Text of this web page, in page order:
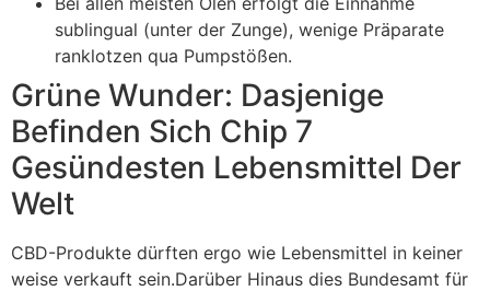
sublingual (unter der Zunge), wenige Präparate
ranklotzen qua Pumpstößen.
Grüne Wunder: Dasjenige
Befinden Sich Chip 7
Gesündesten Lebensmittel Der
Welt
CBD-Produkte dürften ergo wie Lebensmittel in keiner
weise verkauft sein.Darüber Hinaus dies Bundesamt für